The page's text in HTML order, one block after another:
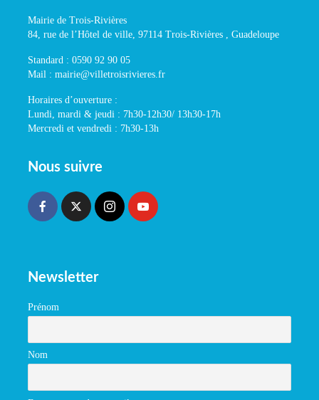
Mairie de Trois-Rivières
84, rue de l’Hôtel de ville, 97114 Trois-Rivières , Guadeloupe
Standard : 0590 92 90 05
Mail : mairie@villetroisrivieres.fr
Horaires d’ouverture :
Lundi, mardi & jeudi : 7h30-12h30/ 13h30-17h
Mercredi et vendredi : 7h30-13h
Nous suivre
Newsletter
Prénom
Nom